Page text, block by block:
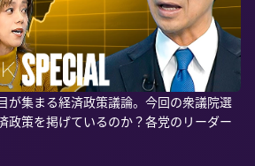
が集まる経済政策議論。今回の衆議院選
政策を掲げているのか？各党のリーダー